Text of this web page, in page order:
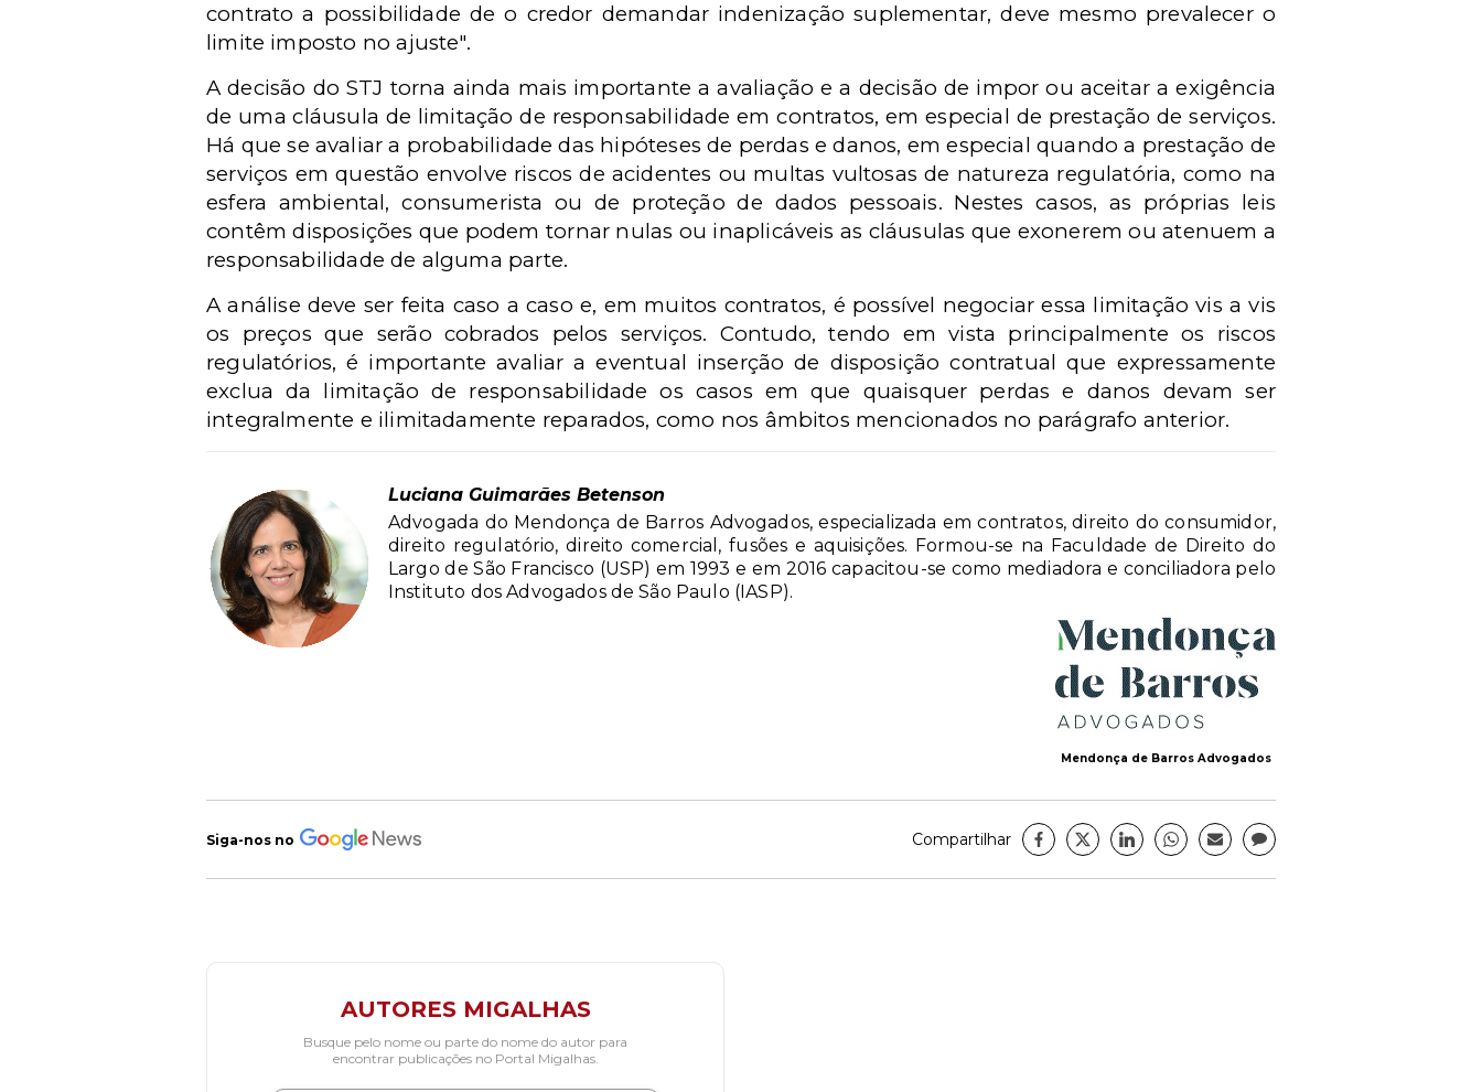
contrato a possibilidade de o credor demandar indenização suplementar, deve mesmo prevalecer o
limite imposto no ajuste".
A decisão do STJ torna ainda mais importante a avaliação e a decisão de impor ou aceitar a exigência
de uma cláusula de limitação de responsabilidade em contratos, em especial de prestação de serviços.
Há que se avaliar a probabilidade das hipóteses de perdas e danos, em especial quando a prestação de
serviços em questão envolve riscos de acidentes ou multas vultosas de natureza regulatória, como na
esfera ambiental, consumerista ou de proteção de dados pessoais. Nestes casos, as próprias leis
contêm disposições que podem tornar nulas ou inaplicáveis as cláusulas que exonerem ou atenuem a
responsabilidade de alguma parte.
A análise deve ser feita caso a caso e, em muitos contratos, é possível negociar essa limitação vis a vis
os preços que serão cobrados pelos serviços. Contudo, tendo em vista principalmente os riscos
regulatórios, é importante avaliar a eventual inserção de disposição contratual que expressamente
exclua da limitação de responsabilidade os casos em que quaisquer perdas e danos devam ser
integralmente e ilimitadamente reparados, como nos âmbitos mencionados no parágrafo anterior.
Luciana Guimarães Betenson
Advogada do Mendonça de Barros Advogados, especializada em contratos, direito do consumidor,
direito regulatório, direito comercial, fusões e aquisições. Formou-se na Faculdade de Direito do
Largo de São Francisco (USP) em 1993 e em 2016 capacitou-se como mediadora e conciliadora pelo
Instituto dos Advogados de São Paulo (IASP).
Mendonça de Barros Advogados
Siga-nos no Compartilhar
AUTORES MIGALHAS
Busque pelo nome ou parte do nome do autor para
encontrar publicações no Portal Migalhas.